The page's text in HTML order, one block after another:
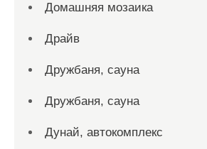
Домашняя мозаика
Драйв
Дружбаня, сауна
Дружбаня, сауна
Дунай, автокомплекс